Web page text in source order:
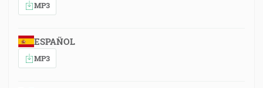
MP3
ESPAÑOL
MP3